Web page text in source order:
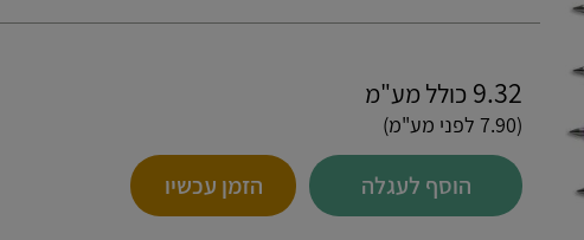
9.32 כולל מע"מ
(7.90 לפני מע"מ)
הוסף לעגלה הזמן עכשיו